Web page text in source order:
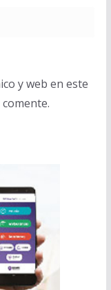
y web en este